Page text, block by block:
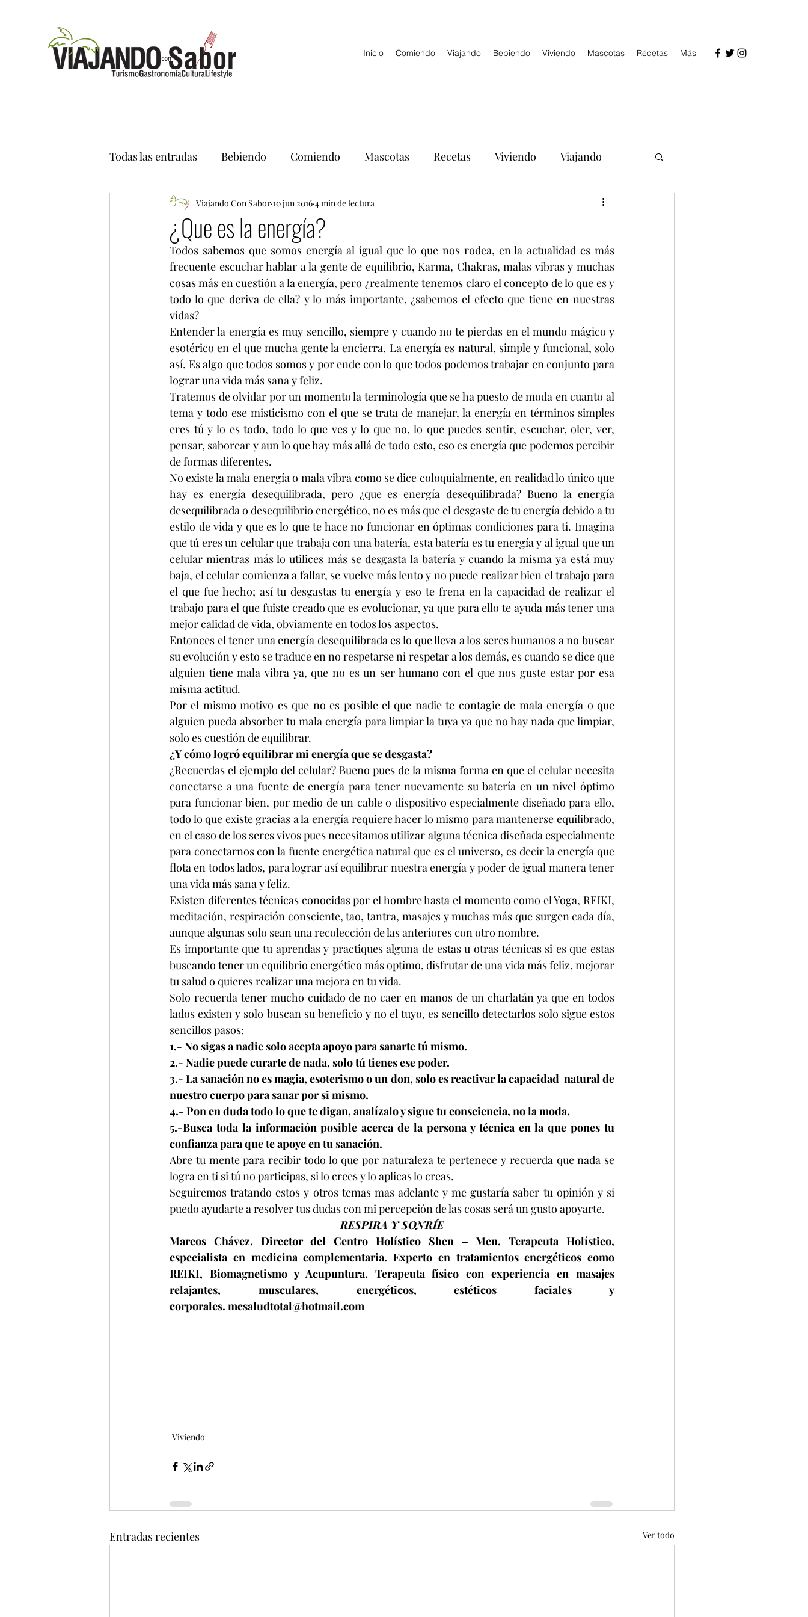
Inicio Comiendo Viajando Bebiendo Viviendo Mascotas Recetas Más
Todas las entradas Bebiendo Comiendo Mascotas Recetas Viviendo Viajando
¿Que es la energía?
Viajando Con Sabor 10 jun 2016 4 min de lectura
Todos sabemos que somos energía al igual que lo que nos rodea, en la actualidad es más
frecuente escuchar hablar a la gente de equilibrio, Karma, Chakras, malas vibras y muchas
cosas más en cuestión a la energía, pero ¿realmente tenemos claro el concepto de lo que es y
todo lo que deriva de ella? y lo más importante, ¿sabemos el efecto que tiene en nuestras
vidas?
Entender la energía es muy sencillo, siempre y cuando no te pierdas en el mundo mágico y
esotérico en el que mucha gente la encierra. La energía es natural, simple y funcional, solo
así. Es algo que todos somos y por ende con lo que todos podemos trabajar en conjunto para
lograr una vida más sana y feliz.
Tratemos de olvidar por un momento la terminología que se ha puesto de moda en cuanto al
tema y todo ese misticismo con el que se trata de manejar, la energía en términos simples
eres tú y lo es todo, todo lo que ves y lo que no, lo que puedes sentir, escuchar, oler, ver,
pensar, saborear y aun lo que hay más allá de todo esto, eso es energía que podemos percibir
de formas diferentes.
No existe la mala energía o mala vibra como se dice coloquialmente, en realidad lo único que
hay es energía desequilibrada, pero ¿que es energía desequilibrada? Bueno la energía
desequilibrada o desequilibrio energético, no es más que el desgaste de tu energía debido a tu
estilo de vida y que es lo que te hace no funcionar en óptimas condiciones para ti. Imagina
que tú eres un celular que trabaja con una batería, esta batería es tu energía y al igual que un
celular mientras más lo utilices más se desgasta la batería y cuando la misma ya está muy
baja, el celular comienza a fallar, se vuelve más lento y no puede realizar bien el trabajo para
el que fue hecho; así tu desgastas tu energía y eso te frena en la capacidad de realizar el
trabajo para el que fuiste creado que es evolucionar, ya que para ello te ayuda más tener una
mejor calidad de vida, obviamente en todos los aspectos.
Entonces el tener una energía desequilibrada es lo que lleva a los seres humanos a no buscar
su evolución y esto se traduce en no respetarse ni respetar a los demás, es cuando se dice que
alguien tiene mala vibra ya, que no es un ser humano con el que nos guste estar por esa
misma actitud.
Por el mismo motivo es que no es posible el que nadie te contagie de mala energía o que
alguien pueda absorber tu mala energía para limpiar la tuya ya que no hay nada que limpiar,
solo es cuestión de equilibrar.
¿Y cómo logró equilibrar mi energía que se desgasta?
¿Recuerdas el ejemplo del celular? Bueno pues de la misma forma en que el celular necesita
conectarse a una fuente de energía para tener nuevamente su batería en un nivel óptimo
para funcionar bien, por medio de un cable o dispositivo especialmente diseñado para ello,
todo lo que existe gracias a la energía requiere hacer lo mismo para mantenerse equilibrado,
en el caso de los seres vivos pues necesitamos utilizar alguna técnica diseñada especialmente
para conectarnos con la fuente energética natural que es el universo, es decir la energía que
flota en todos lados, para lograr así equilibrar nuestra energía y poder de igual manera tener
una vida más sana y feliz.
Existen diferentes técnicas conocidas por el hombre hasta el momento como el Yoga, REIKI,
meditación, respiración consciente, tao, tantra, masajes y muchas más que surgen cada día,
aunque algunas solo sean una recolección de las anteriores con otro nombre.
Es importante que tu aprendas y practiques alguna de estas u otras técnicas si es que estas
buscando tener un equilibrio energético más optimo, disfrutar de una vida más feliz, mejorar
tu salud o quieres realizar una mejora en tu vida.
Solo recuerda tener mucho cuidado de no caer en manos de un charlatán ya que en todos
lados existen y solo buscan su beneficio y no el tuyo, es sencillo detectarlos solo sigue estos
sencillos pasos:
1.- No sigas a nadie solo acepta apoyo para sanarte tú mismo.
2.- Nadie puede curarte de nada, solo tú tienes ese poder.
3.- La sanación no es magia, esoterismo o un don, solo es reactivar la capacidad  natural de
nuestro cuerpo para sanar por si mismo.
4.- Pon en duda todo lo que te digan, analízalo y sigue tu consciencia, no la moda.
5.-Busca toda la información posible acerca de la persona y técnica en la que pones tu
confianza para que te apoye en tu sanación.
Abre tu mente para recibir todo lo que por naturaleza te pertenece y recuerda que nada se
logra en ti si tú no participas, si lo crees y lo aplicas lo creas.
Seguiremos tratando estos y otros temas mas adelante y me gustaría saber tu opinión y si
puedo ayudarte a resolver tus dudas con mi percepción de las cosas será un gusto apoyarte.
RESPIRA Y SONRÍE
Marcos Chávez. Director del Centro Holístico Shen – Men. Terapeuta Holístico,
especialista en medicina complementaria. Experto en tratamientos energéticos como
REIKI, Biomagnetismo y Acupuntura. Terapeuta físico con experiencia en masajes
relajantes, musculares, energéticos, estéticos faciales y
corporales. mcsaludtotal@hotmail.com
Viviendo
Entradas recientes Ver todo